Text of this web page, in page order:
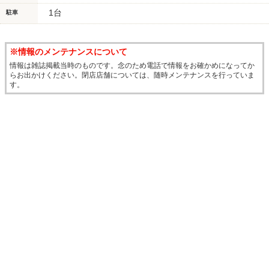
駐車 1台
※情報のメンテナンスについて
情報は雑誌掲載当時のものです。念のため電話で情報をお確かめになってか
らお出かけください。閉店店舗については、随時メンテナンスを行っていま
す。